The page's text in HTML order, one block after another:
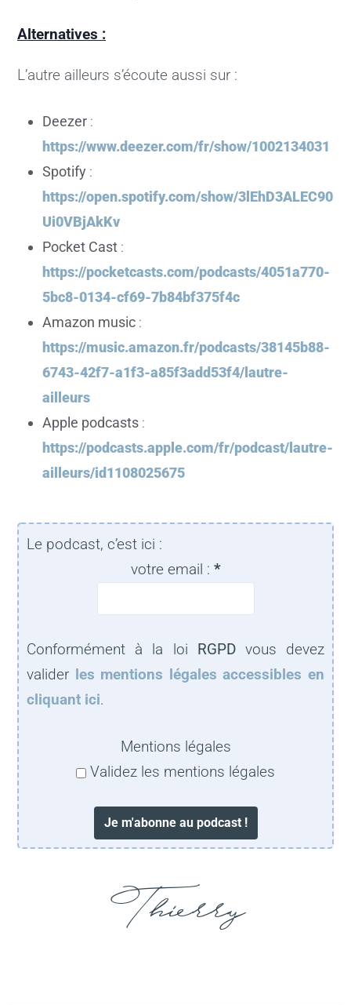
Alternatives :
L’autre ailleurs s’écoute aussi sur :
Deezer :
https://www.deezer.com/fr/show/1002134031
Spotify :
https://open.spotify.com/show/3lEhD3ALEC90
Ui0VBjAkKv
Pocket Cast :
https://pocketcasts.com/podcasts/4051a770-
5bc8-0134-cf69-7b84bf375f4c
Amazon music :
https://music.amazon.fr/podcasts/38145b88-
6743-42f7-a1f3-a85f3add53f4/lautre-
ailleurs
Apple podcasts :
https://podcasts.apple.com/fr/podcast/lautre-
ailleurs/id1108025675
Le podcast, c’est ici :
votre email : *
Conformément à la loi RGPDvous devez
valider les mentions légales accessibles en
cliquant ici.
Mentions légales
Validez les mentions légales
Thierry